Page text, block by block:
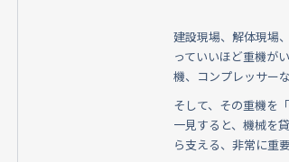
o
k
建設現場、解体現場
っていいほど重機が
機、コンプレッサー
そして、その重機を
一見すると、機械を
ら支える、非常に重